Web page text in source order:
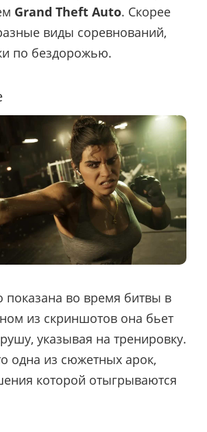
Grand Theft Auto. Скорее
виды соревнований,
по бездорожью.
показана во время битвы в
из скриншотов она бьет
указывая на тренировку.
одна из сюжетных арок,
которой отыгрываются